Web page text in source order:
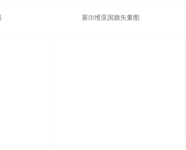
塞尔维亚国旗矢量图